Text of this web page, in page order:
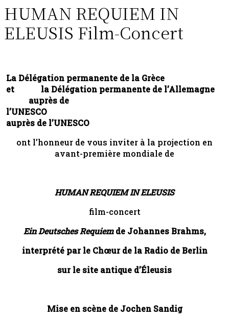
HUMAN REQUIEM IN
ELEUSIS Film-Concert
La Délégation permanente de la Grèce
et la Délégation permanente de l’Allemagne
auprès de
l’UNESCO
auprès de l’UNESCO
ont l’honneur de vous inviter à la projection en
avant-première mondiale de
HUMAN REQUIEM IN ELEUSIS
film-concert
Ein Deutsches Requiemde Johannes Brahms,
interprété par le Chœur de la Radio de Berlin
sur le site antique d’Éleusis
Mise en scène de Jochen Sandig